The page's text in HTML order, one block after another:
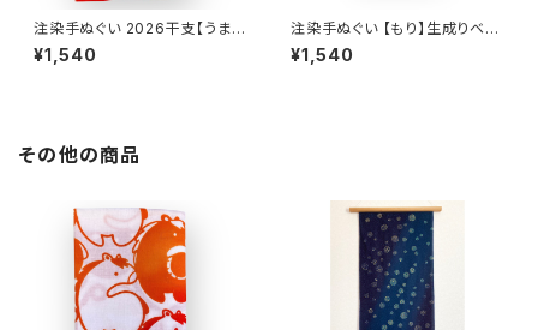
注染手ぬぐい 2026干支【うまづ
くし】晒白×赤×オレンジ×黄色グ
ラデーション 喜多屋商店 てぬぐ
¥1,540
注染手ぬぐい 【もり】生成りベー
ジュ 喜多屋商店 てぬぐい クマ
木 リス 切り株 日本製
¥1,540
その他の商品